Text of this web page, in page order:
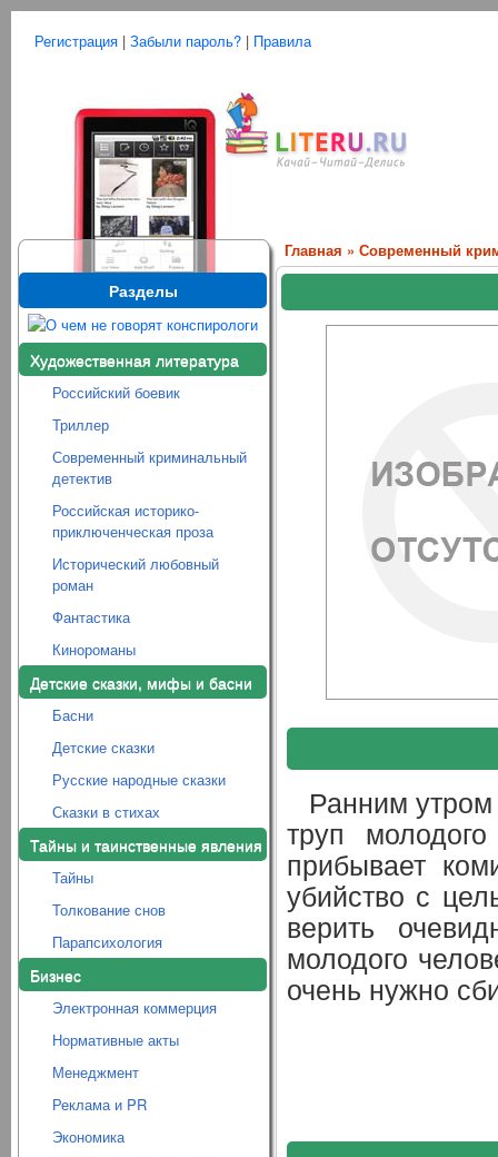
Регистрация | Забыли пароль? | Правила
Разделы
Художественная литература
Российский боевик
Триллер
Современный криминальный
детектив
Российская историко-
приключенческая проза
Исторический любовный
роман
Фантастика
Кинороманы
Детские сказки, мифы и басни
Басни
Детские сказки
Русские народные сказки
Сказки в стихах
Тайны и таинственные явления
Тайны
Толкование снов
Парапсихология
Бизнес
Электронная коммерция
Нормативные акты
Менеджмент
Реклама и PR
Экономика
Главная » Современный
Ранним
труп
прибывает
убийство с
верить
молодого
очень нужно